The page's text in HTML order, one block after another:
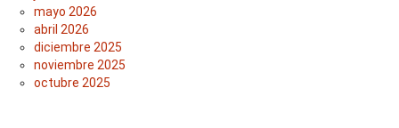
mayo 2026
abril 2026
diciembre 2025
noviembre 2025
octubre 2025